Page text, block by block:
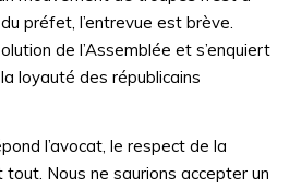
préfet, l’entrevue est brève.
de l’Assemblée et s’enquiert
loyauté des républicains
l’avocat, le respect de la
Nous ne saurions accepter un